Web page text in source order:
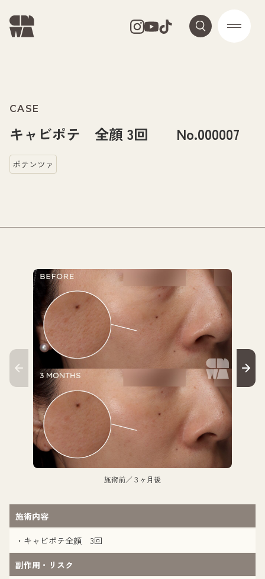
CASE
キャビポテ 全顔 3回 No.000007
ポテンツァ
施術前／３ヶ月後
施術内容
・キャビポテ全顔 3回
副作用・リスク